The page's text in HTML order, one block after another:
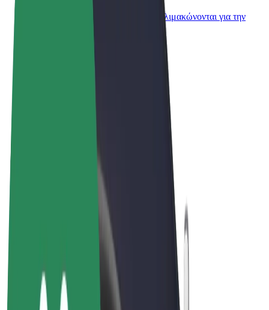
Bolt for Business
Προϊόντα και υπηρεσίες Bolt που κλιμακώνονται για την
Bolt Food
Bolt Drive